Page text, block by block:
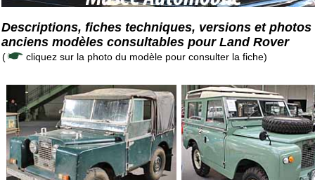
Descriptions, fiches techniques, versions et photos
anciens modèles consultables pour Land Rover
( cliquez sur la photo du modèle pour consulter la fiche)